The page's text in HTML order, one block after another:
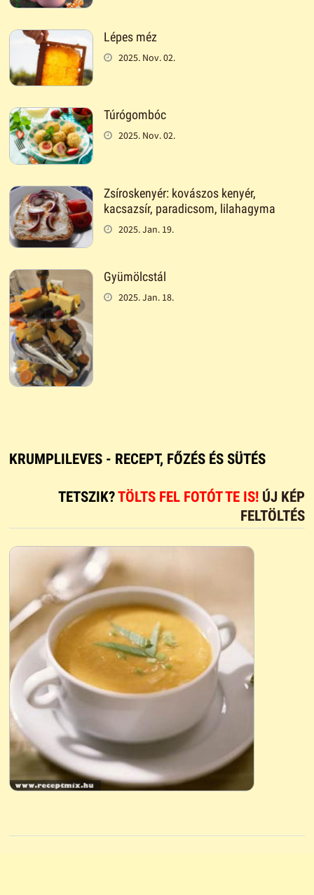
Lépes méz
2025. Nov. 02.
Túrógombóc
2025. Nov. 02.
Zsíroskenyér: kovászos kenyér,
kacsazsír, paradicsom, lilahagyma
2025. Jan. 19.
Gyümölcstál
2025. Jan. 18.
KRUMPLILEVES - RECEPT, FŐZÉS ÉS SÜTÉS
TETSZIK?TÖLTS FEL FOTÓT TE IS! ÚJ KÉP
FELTÖLTÉS